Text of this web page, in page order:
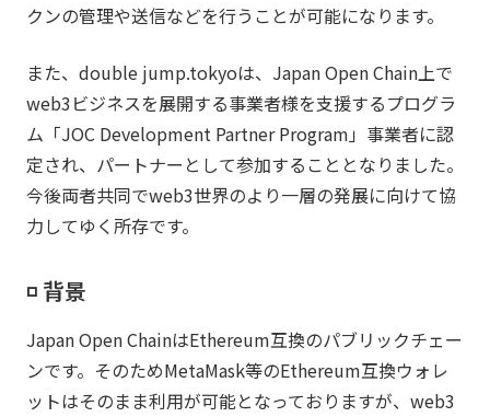
クンの管理や送信などを行うことが可能になります。
また、double jump.tokyoは、Japan Open Chain上で
web3ビジネスを展開する事業者様を支援するプログラ
ム「JOC Development Partner Program」事業者に認
定され、パートナーとして参加することとなりました。
今後両者共同でweb3世界のより一層の発展に向けて協
力してゆく所存です。
◽️ 背景
Japan Open ChainはEthereum互換のパブリックチェー
ンです。そのためMetaMask等のEthereum互換ウォレ
ットはそのまま利用が可能となっておりますが、web3